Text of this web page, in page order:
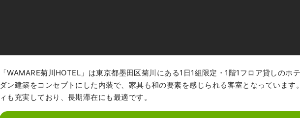
「WAMARE菊川HOTEL」は東京都墨田区菊川にある1日1組限定・1階1フロア貸しのホ
ダン建築をコンセプトにした内装で、家具も和の要素を感じられる客室となっています
ィも充実しており、長期滞在にも最適です。